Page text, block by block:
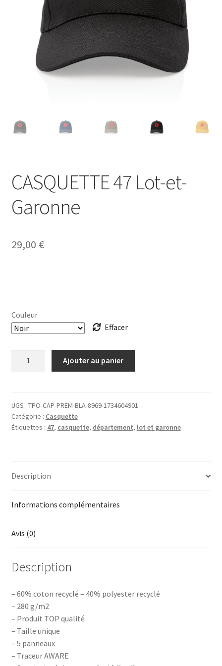
CASQUETTE 47 Lot-et-
Garonne
29,00 €
Couleur
Effacer
Lot-
et-
Garonne
Ajouter au panier
UGS : TPO-CAP-PREM-BLA-8969-1734604901
Catégorie : Casquette
Étiquettes : 47, casquette, département, lot et garonne
Description
Informations complémentaires
Avis (0)
Description
– 60% coton recyclé – 40% polyester recyclé
– 280 g/m2
– Produit TOP qualité
– Taille unique
– 5 panneaux
– Traceur AWARE